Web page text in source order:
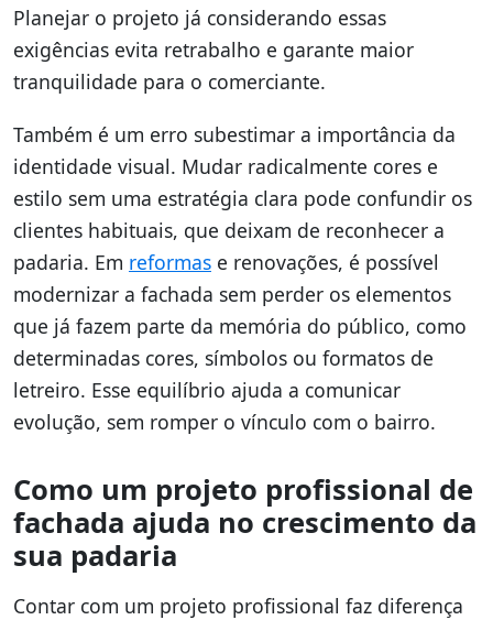
Planejar o projeto já considerando essas
exigências evita retrabalho e garante maior
tranquilidade para o comerciante.
Também é um erro subestimar a importância da
identidade visual. Mudar radicalmente cores e
estilo sem uma estratégia clara pode confundir os
clientes habituais, que deixam de reconhecer a
padaria. Em reformas e renovações, é possível
modernizar a fachada sem perder os elementos
que já fazem parte da memória do público, como
determinadas cores, símbolos ou formatos de
letreiro. Esse equilíbrio ajuda a comunicar
evolução, sem romper o vínculo com o bairro.
Como um projeto profissional de
fachada ajuda no crescimento da
sua padaria
Contar com um projeto profissional faz diferença